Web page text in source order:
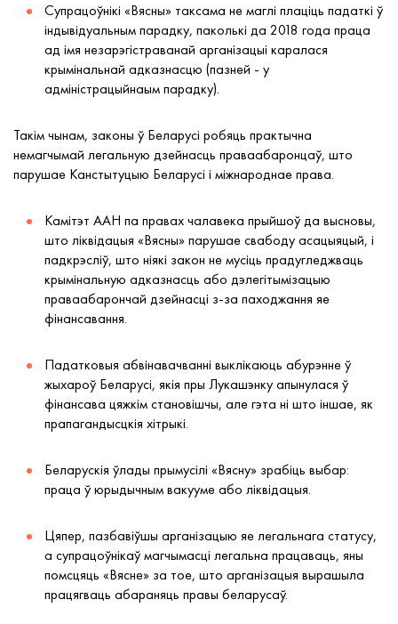
Супрацоўнікі «Вясны» таксама не маглі плаціць падаткі ў
індывідуальным парадку, паколькі да 2018 года праца
ад імя незарэгістраванай арганізацыі каралася
крымінальнай адказнасцю (пазней - у
адміністрацыйнаым парадку).
Такім чынам, законы ў Беларусі робяць практычна
немагчымай легальную дзейнасць праваабаронцаў, што
парушае Канстытуцыю Беларусі і міжнароднае права.
Камітэт ААН па правах чалавека прыйшоў да высновы,
што ліквідацыя «Вясны» парушаесвабоду асацыяцый, і
падкрэсліў, што ніякі закон не мусіць прадугледжваць
крымінальную адказнасць або дэлегітымізацыю
праваабарончай дзейнасці з-за паходжання яе
фінансавання.
Падатковыя абвінавачванні выклікаюць абурэнне ў
жыхароў Беларусі, якія пры Лукашэнку апынулася ў
фінансава цяжкім становішчы, але гэта ні што іншае, як
прапагандысцкія хітрыкі.
Беларускія ўлады прымусілі «Вясну» зрабіць выбар:
праца ў юрыдычным вакууме або ліквідацыя.
Цяпер, пазбавіўшы арганізацыю яе легальнага статусу,
а супрацоўнікаў магчымасці легальна працаваць, яны
помсцяць «Вясне» за тое, што арганізацыя вырашыла
працягваць абараняць правы беларусаў.